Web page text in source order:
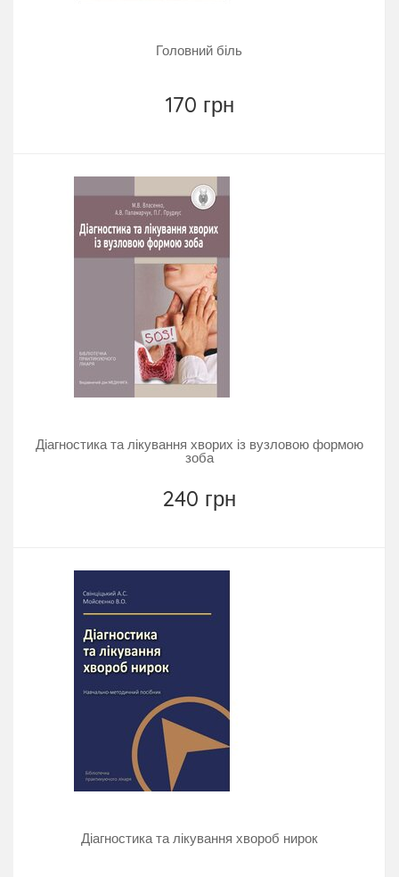
Головний біль
170 грн
Діагностика та лікування хворих із вузловою формою
зоба
240 грн
Діагностика та лікування хвороб нирок